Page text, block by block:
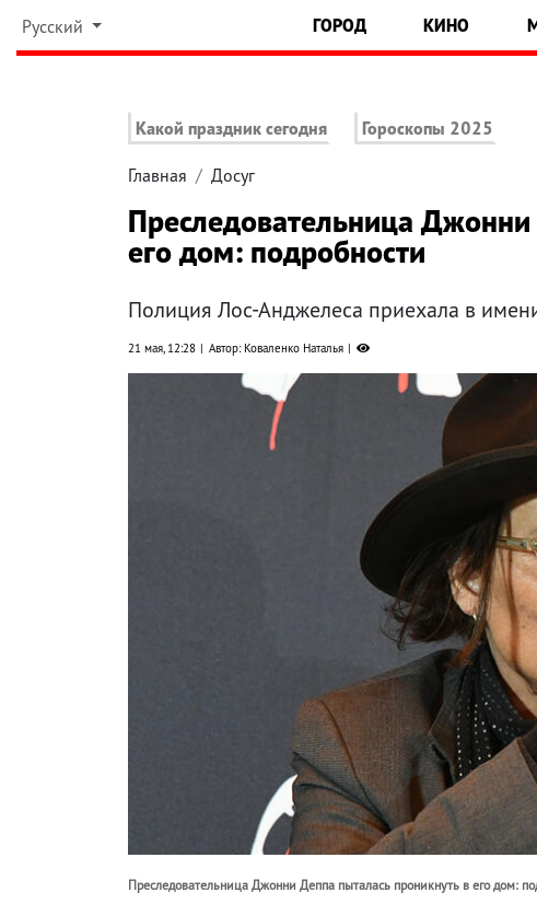
Русский ГОРОД КИНО
Какой праздник сегодня Гороскопы 2025
Главная Досуг
Преследовательница
его дом: подробности
Полиция Лос-Анджелеса приехала в
21 мая, 12:28 Автор: Коваленко Наталья
Преследовательница Джонни Деппа пыталась проникнуть в его дом: